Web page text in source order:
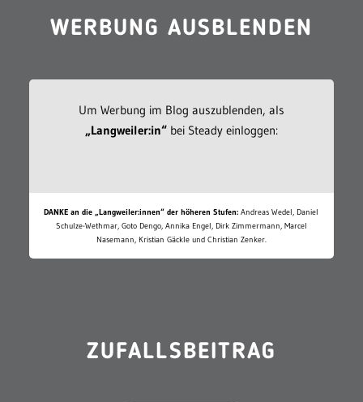
WERBUNG AUSBLENDEN
Um Werbung im Blog auszublenden, als
„Langweiler:in“bei Steady einloggen:
DANKE an die „Langweiler:innen“ der höheren Stufen: Andreas Wedel, Daniel
Schulze-Wethmar, Goto Dengo, Annika Engel, Dirk Zimmermann, Marcel
Nasemann, Kristian Gäckle und Christian Zenker.
ZUFALLSBEITRAG